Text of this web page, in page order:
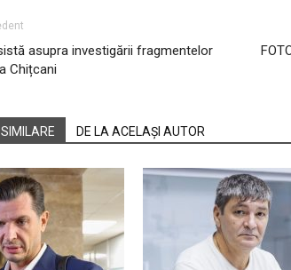
asupra investigării fragmentelor
Chițcani
DE LA ACELAȘI AUTOR